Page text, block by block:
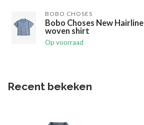
BOBO CHOSES
Bobo Choses New Hairline
woven shirt
Op voorraad
Recent bekeken